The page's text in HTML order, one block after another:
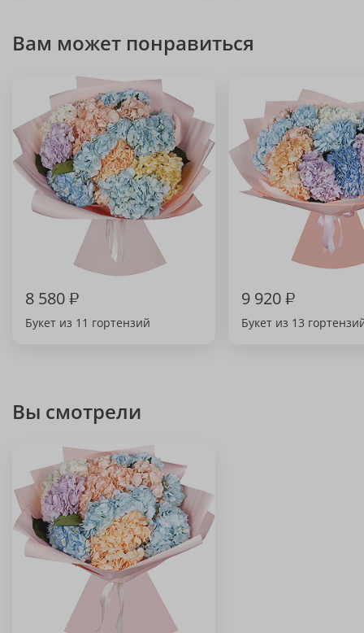
Вам может понравиться
8 580₽
Букет из 11 гортензий
9 920₽
Букет из 13
Вы смотрели